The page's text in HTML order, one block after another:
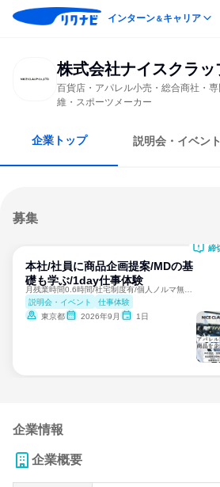
インターン＆キャリア
株式会社ナイスクラッ
百貨店・アパレル小売・総合商社・
維・スポーツメーカー
企業トップ 説明会・イベント
募集
本社/社員に商品企画提案/MDの基
礎も学ぶ/1day仕事体験
説明会・イベント
仕事体験
東京都
2026年9月 1日
締
企業情報
企業概要